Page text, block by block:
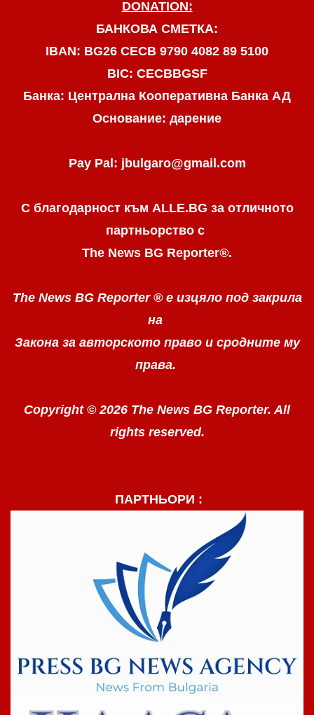
DONATION:
БАНКОВА СМЕТКА:
IBAN: BG26 CECB 9790 4082 89 5100
BIC: CECBBGSF
Банка: Централна Кооперативна Банка АД
Основание: дарение
Pay Pal: jbulgaro@gmail.com
С благодарност към ALLE.BG за отличното
партньорство с
The News BG Reporter®.
The News BG Reporter ® е изцяло под закрила
на
Закона за авторското право и сродните му
права.
Copyright © 2026 The News BG Reporter. All
rights reserved.
ПАРТНЬОРИ :